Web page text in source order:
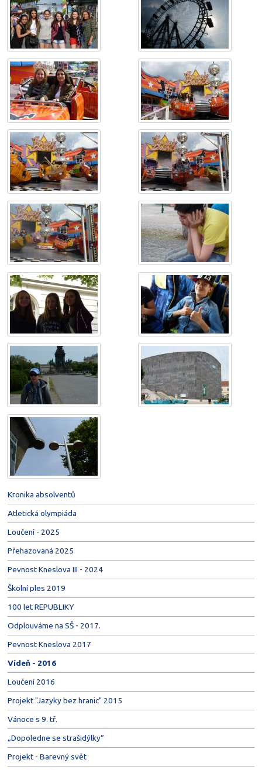
Kronika absolventů
Atletická olympiáda
Loučení - 2025
Přehazovaná 2025
Pevnost Kneslova III - 2024
Školní ples 2019
100 let REPUBLIKY
Odplouváme na SŠ - 2017.
Pevnost Kneslova 2017
Vídeň - 2016
Loučení 2016
Projekt "Jazyky bez hranic" 2015
Vánoce s 9. tř.
„Dopoledne se strašidýlky“
Projekt - Barevný svět